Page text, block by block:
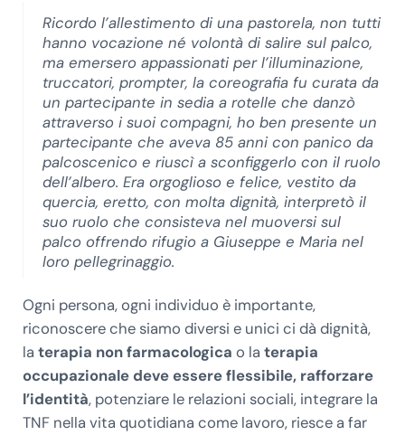
Ricordo l’allestimento di una pastorela, non tutti
hanno vocazione né volontà di salire sul palco,
ma emersero appassionati per l’illuminazione,
truccatori, prompter, la coreografia fu curata da
un partecipante in sedia a rotelle che danzò
attraverso i suoi compagni, ho ben presente un
partecipante che aveva 85 anni con panico da
palcoscenico e riuscì a sconfiggerlo con il ruolo
dell’albero. Era orgoglioso e felice, vestito da
quercia, eretto, con molta dignità, interpretò il
suo ruolo che consisteva nel muoversi sul
palco offrendo rifugio a Giuseppe e Maria nel
loro pellegrinaggio.
Ogni persona, ogni individuo è importante,
riconoscere che siamo diversi e unici ci dà dignità,
la terapia non farmacologica o la terapia
occupazionale deve essere flessibile, rafforzare
l’identità, potenziare le relazioni sociali, integrare la
TNF nella vita quotidiana come lavoro, riesce a far